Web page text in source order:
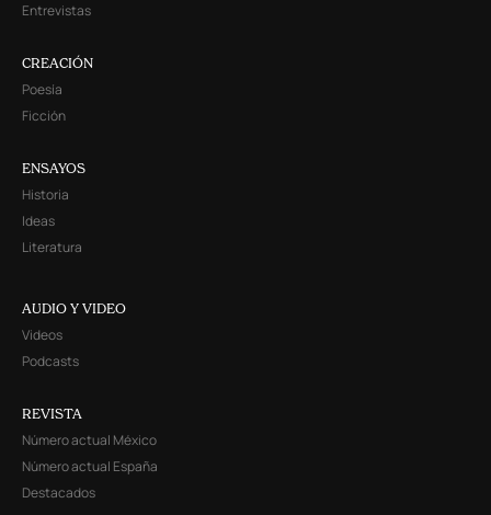
Entrevistas
CREACIÓN
Poesía
Ficción
ENSAYOS
Historia
Ideas
Literatura
AUDIO Y VIDEO
Videos
Podcasts
REVISTA
Número actual México
Número actual España
Destacados